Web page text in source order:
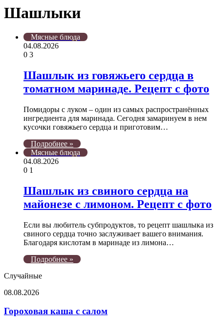
Шашлыки
Мясные блюда
04.08.2026
0 3
Шашлык из говяжьего сердца в
томатном маринаде. Рецепт с фото
Помидоры с луком – один из самых распространённых
ингредиента для маринада. Сегодня замаринуем в нем
кусочки говяжьего сердца и приготовим…
Подробнее »
Мясные блюда
04.08.2026
0 1
Шашлык из свиного сердца на
майонезе с лимоном. Рецепт с фото
Если вы любитель субпродуктов, то рецепт шашлыка из
свиного сердца точно заслуживает вашего внимания.
Благодаря кислотам в маринаде из лимона…
Подробнее »
Случайные
Гороховая
с
салом
08.08.2026
Гороховая каша с салом